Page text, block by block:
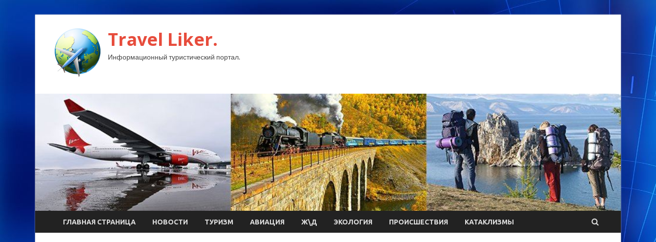
Travel Liker.
Информационный туристический портал.
ГЛАВНАЯ СТРАНИЦА НОВОСТИ ТУРИЗМ АВИАЦИЯ Ж\Д ЭКОЛОГИЯ ПРОИСШЕСТВИЯ КАТАКЛИЗМЫ